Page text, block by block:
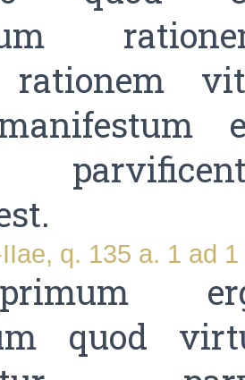
rationem
q. 135 a. 1 ad 1
quod